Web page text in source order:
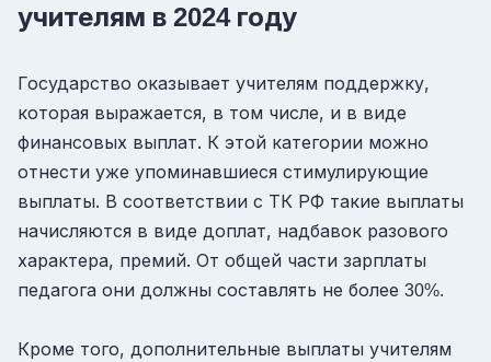
учителям в 2024году
Государство оказывает учителям поддержку,
которая выражается, в том числе, и в виде
финансовых выплат. К этой категории можно
отнести уже упоминавшиеся стимулирующие
выплаты. В соответствии с ТК РФ такие выплаты
начисляются в виде доплат, надбавок разового
характера, премий. От общей части зарплаты
педагога они должны составлять не более 30%.
Кроме того, дополнительные выплаты учителям